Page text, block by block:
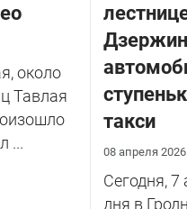
около
Тавлая
...
такси
08 апреля 2026
Сегодня, 7
дня в